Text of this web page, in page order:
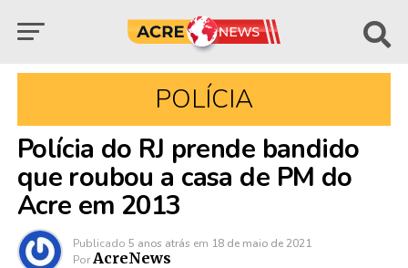
POLÍCIA
Polícia do RJ prende bandido
que roubou a casa de PM do
Acre em 2013
Publicado 5 anos atrás em 18 de maio de 2021
Por AcreNews